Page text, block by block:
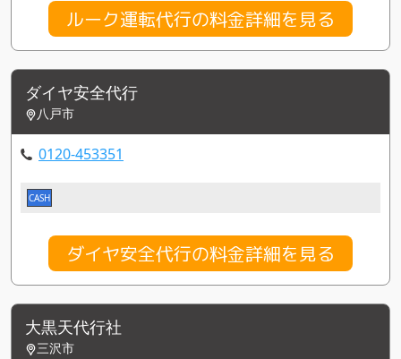
ルーク運転代行の料金詳細を見る
ダイヤ安全代行
八戸市
0120-453351
CASH
ダイヤ安全代行の料金詳細を見る
大黒天代行社
三沢市